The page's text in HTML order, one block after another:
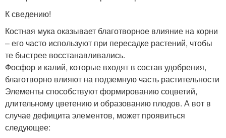
К сведению!
Костная мука оказывает благотворное влияние на корни
– его часто используют при пересадке растений, чтобы
те быстрее восстанавливались.
Фосфор и калий, которые входят в состав удобрения,
благотворно влияют на подземную часть растительности
Элементы способствуют формированию соцветий,
длительному цветению и образованию плодов. А вот в
случае дефицита элементов, может проявиться
следующее: